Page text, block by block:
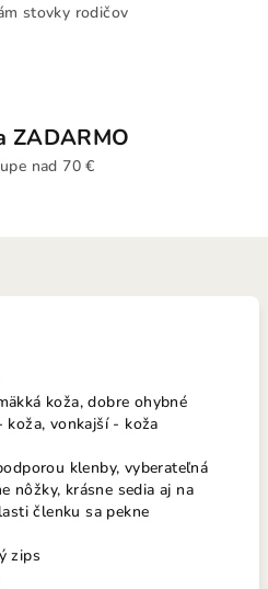
stovky rodičov
ZADARMO
nad 70 €
koža, dobre ohybné
vonkajší - koža
klenby, vyberateľná
nôžky, krásne sedia aj na
členku sa pekne
zips